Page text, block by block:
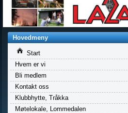
Hovedmeny
Start
Hvem er vi
Bli medlem
Kontakt oss
Klubbhytte, Tråkka
Møtelokale, Lommedalen